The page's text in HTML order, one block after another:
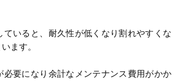
ていると、耐久性が低くなり割れやすくな
ます。
必要になり余計なメンテナンス費用がかか